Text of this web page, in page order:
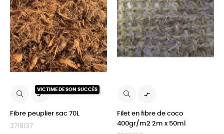
VICTIME DE SON SUCCÈS

Fibre peuplier sac 70L
3718137

Filet en fibre de coco
400gr/m2 2m x 50ml